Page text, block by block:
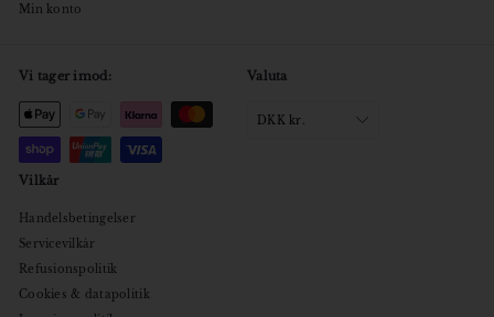
Min konto
Vi tager imod: Valuta
DKK kr.
Vilkår
Handelsbetingelser
Servicevilkår
Refusionspolitik
Cookies & datapolitik